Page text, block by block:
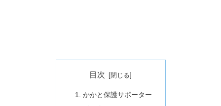
目次
かかと保護サポーター